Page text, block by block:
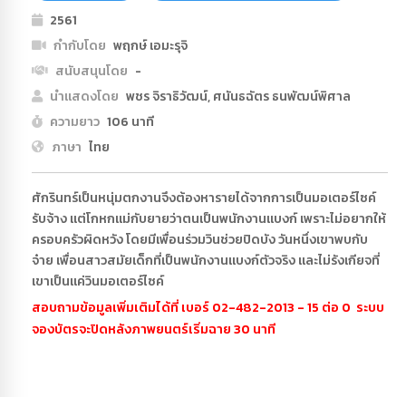
2561
กำกับโดย พฤกษ์ เอมะรุจิ
สนับสนุนโดย -
นำแสดงโดย พชร จิราธิวัฒน์, ศนันธฉัตร ธนพัฒน์พิศาล
ความยาว 106 นาที
ภาษา ไทย
ศักรินทร์เป็นหนุ่มตกงานจึงต้องหารายได้จากการเป็นมอเตอร์ไซค์
รับจ้าง แต่โกหกแม่กับยายว่าตนเป็นพนักงานแบงก์ เพราะไม่อยากให้
ครอบครัวผิดหวัง โดยมีเพื่อนร่วมวินช่วยปิดบัง วันหนึ่งเขาพบกับ
จ๋าย เพื่อนสาวสมัยเด็กที่เป็นพนักงานแบงก์ตัวจริง และไม่รังเกียจที่
เขาเป็นแค่วินมอเตอร์ไซค์
สอบถามข้อมูลเพิ่มเติมได้ที่ เบอร์ 02-482-2013 - 15 ต่อ 0 ระบบ
จองบัตรจะปิดหลังภาพยนตร์เริ่มฉาย 30 นาที